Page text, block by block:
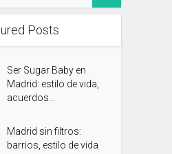
Posts
Ser Sugar Baby en
Madrid: estilo de vida,
acuerdos...
Madrid sin filtros:
barrios, estilo de vida